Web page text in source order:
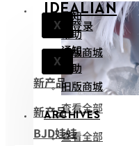
ARCHIVES
IDEALIAN
登录
X
通知
帮助
旧版商城
新产品
查看全部
X
通知
帮助
旧版商城
新产品
查看全部
BJD娃娃